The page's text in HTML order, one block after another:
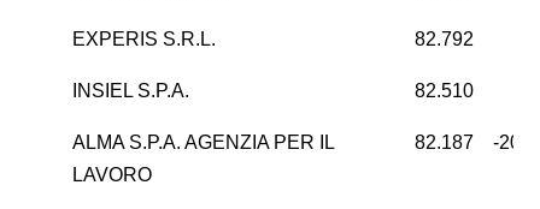
EXPERIS S.R.L. 82.792
INSIEL S.P.A. 82.510
ALMA S.P.A. AGENZIA PER IL
LAVORO
82.187 -